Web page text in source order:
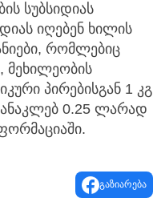
სუბსიდიას
იღებენ ხილის
რომლებიც
მეხილეობის
პირებისგან 1 კგ
0.25 ლარად
გაზიარება